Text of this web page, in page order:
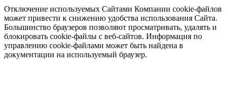
Отключение используемых Сайтами Компании cookie-файлов
может привести к снижению удобства использования Сайта.
Большинство браузеров позволяют просматривать, удалять и
блокировать cookie-файлы c веб-сайтов. Информация по
управлению cookie-файлами может быть найдена в
документации на используемый браузер.